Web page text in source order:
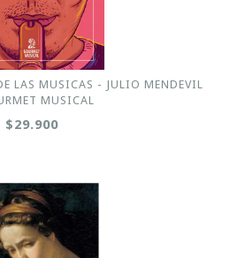
LAS MUSICAS - JULIO MENDEVIL
MUSICAL
$29.900